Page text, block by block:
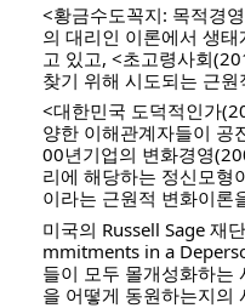
<황금수도꼭지: 목적경
의 대리인 이론에서 생
고 있고, <초고령사회
찾기 위해 시도되는 근
<대한민국 도덕적인가
양한 이해관계자들이 공
00년기업의 변화경영
리에 해당하는 정신모형
이라는 근원적 변화이론
미국의 Russell Sage 재
mmitments in a
들이 모두 몰개성화하는
을 어떻게 동원하는지의